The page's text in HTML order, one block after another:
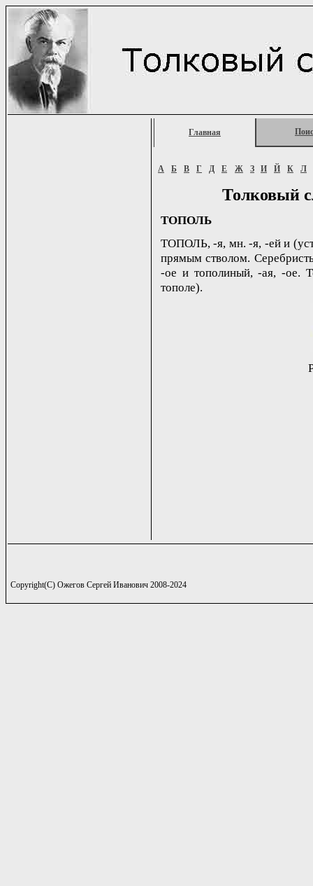
Главная
А Б В Г Д Е Ж З И Й К Л
Толковый
ТОПОЛЬ
ТОПОЛЬ, -я, мн. -я, -ей и
прямым стволом.
-ое и тополиный, -ая, -ое.
тополе).
Copyright(C) Ожегов Сергей Иванович 2008-2024